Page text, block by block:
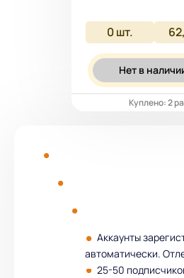
0шт.
Нет в
Куплено: 2
Аккаунты
автоматически.
25-50